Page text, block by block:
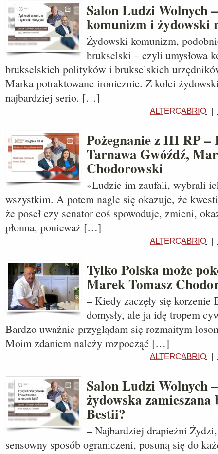
Salon Ludzi Wolnych
komunizm i żydowski
Żydowski komunizm,
brukselski – czyli umysłowa
brukselskich polityków i brukselskich
Marka potraktowane ironicznie. Z kolei
najbardziej serio. […]
ALTERCABRIO |
Pożegnanie z III RP –
Tarnawa Gwóźdź,
Chodorowski
«Ludzie im zaufali, wybrali
wszystkim. A potem nagle się okazuje, że
że poseł czy senator coś spowoduje, zmieni,
płonna, ponieważ […]
ALTERCABRIO |
Tylko Polska może
Marek Tomasz
– Kiedy zaczęły się korzenie
domysły, ale ja idę tropem
Bardzo uważnie przyglądam się rozmaitym
Moim zdaniem należy rozpocząć […]
ALTERCABRIO |
Salon Ludzi Wolnych
żydowska zamieszana
Bestii?
– Najbardziej drapieżni
sensowny sposób ograniczeni, posuną się do